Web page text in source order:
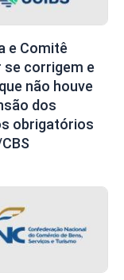
e Comitê
se corrigem e
não houve
dos
obrigatórios